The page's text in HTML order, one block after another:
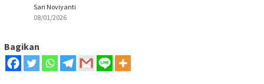
Sari Noviyanti
08/01/2026
Bagikan